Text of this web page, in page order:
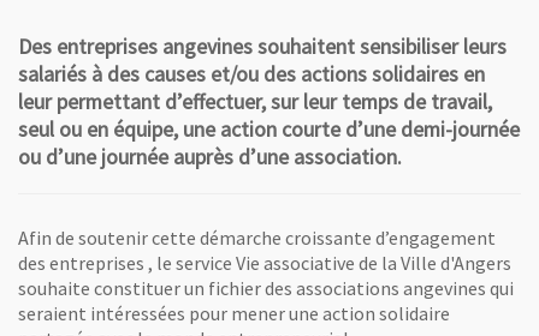
Des entreprises angevines souhaitent sensibiliser leurs
salariés à des causes et/ou des actions solidaires en
leur permettant d’effectuer, sur leur temps de travail,
seul ou en équipe, une action courte d’une demi-journée
ou d’une journée auprès d’une association.
Afin de soutenir cette démarche croissante d’engagement
des entreprises , le service Vie associative de la Ville d'Angers
souhaite constituer un fichier des associations angevines qui
seraient intéressées pour mener une action solidaire